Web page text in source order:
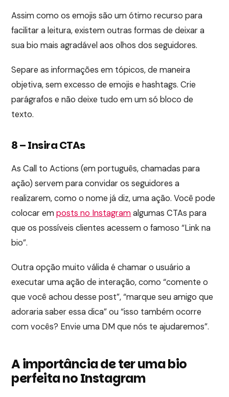
Assim como os emojis são um ótimo recurso para
facilitar a leitura, existem outras formas de deixar a
sua bio mais agradável aos olhos dos seguidores.
Separe as informações em tópicos, de maneira
objetiva, sem excesso de emojis e hashtags. Crie
parágrafos e não deixe tudo em um só bloco de
texto.
8 – Insira CTAs
As Call to Actions (em português, chamadas para
ação) servem para convidar os seguidores a
realizarem, como o nome já diz, uma ação. Você pode
colocar emposts no Instagramalgumas CTAs para
que os possíveis clientes acessem o famoso “Link na
bio”.
Outra opção muito válida é chamar o usuário a
executar uma ação de interação, como “comente o
que você achou desse post”, “marque seu amigo que
adoraria saber essa dica” ou “isso também ocorre
com vocês? Envie uma DM que nós te ajudaremos”.
A importância de ter uma bio
perfeita no Instagram